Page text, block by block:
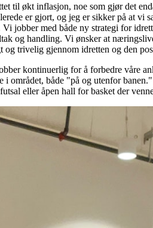
til økt inflasjon, noe som gjør det
er gjort, og jeg er sikker på at
jobber med både ny strategi for
og handling. Vi ønsker at
trivelig gjennom idretten og den
kontinuerlig for å forbedre våre
både "på og utenfor
eller åpen hall for basket der